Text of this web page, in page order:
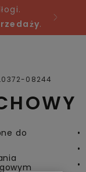
.
08244
do